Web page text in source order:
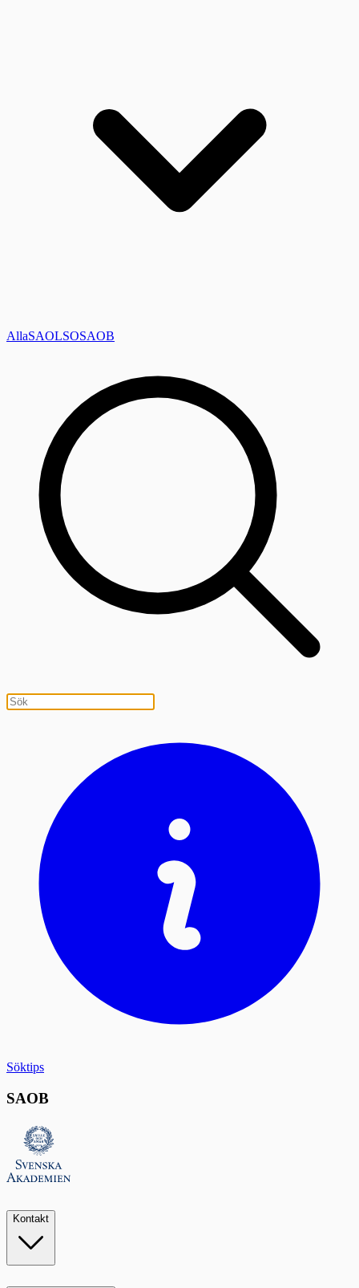
AllaSAOLSOSAOB
Söktips
SAOB
Kontakt